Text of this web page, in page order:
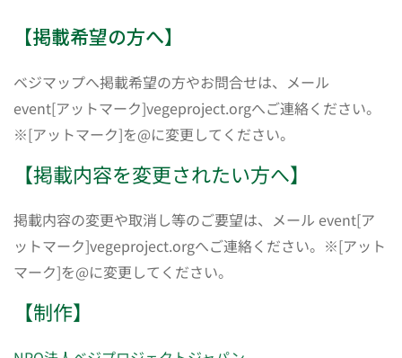
【掲載希望の方へ】
ベジマップへ掲載希望の方やお問合せは、メール
event[アットマーク]vegeproject.orgへご連絡ください。
※[アットマーク]を@に変更してください。
【掲載内容を変更されたい方へ】
掲載内容の変更や取消し等のご要望は、メール event[ア
ットマーク]vegeproject.orgへご連絡ください。※[アット
マーク]を@に変更してください。
【制作】